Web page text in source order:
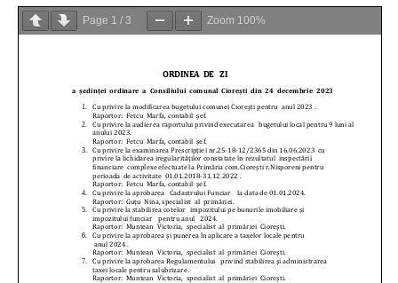
Page 1 / 3 Zoom 100%